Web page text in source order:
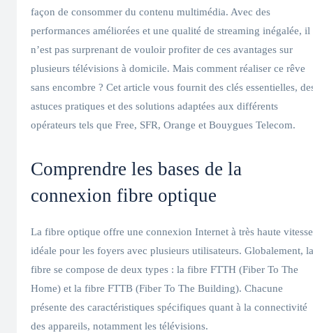
façon de consommer du contenu multimédia. Avec des
performances améliorées et une qualité de streaming inégalée, il
n’est pas surprenant de vouloir profiter de ces avantages sur
plusieurs télévisions à domicile. Mais comment réaliser ce rêve
sans encombre ? Cet article vous fournit des clés essentielles,
astuces pratiques et des solutions adaptées aux différents
opérateurs tels que Free, SFR, Orange et Bouygues Telecom.
Comprendre les bases de la
connexion fibre optique
La fibre optique offre une connexion Internet à très haute
idéale pour les foyers avec plusieurs utilisateurs. Globalement, la
fibre se compose de deux types : la fibre FTTH (Fiber To The
Home) et la fibre FTTB (Fiber To The Building). Chacune
présente des caractéristiques spécifiques quant à la connectivité
des appareils, notamment les télévisions.